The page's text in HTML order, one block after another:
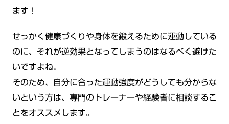
ます！
せっかく健康づくりや身体を鍛えるために運動している
のに、それが逆効果となってしまうのはなるべく避けた
いですよね。
そのため、自分に合った運動強度がどうしても分からな
いという方は、専門のトレーナーや経験者に相談するこ
とをオススメします。